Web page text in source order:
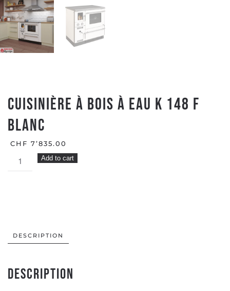
Cuisinière à bois à Eau K 148 F
Blanc
CHF 7’835.00
Cuisinière
à
148
quantity
Add to cart
DESCRIPTION
Description